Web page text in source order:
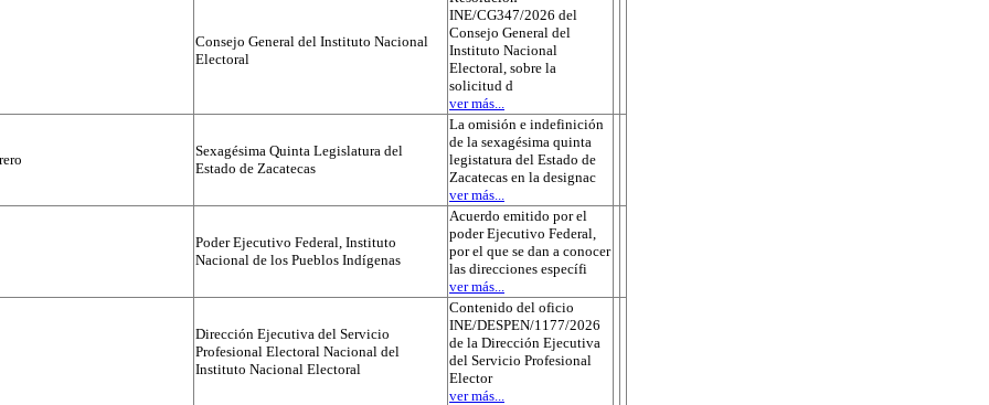
Consejo General del Instituto Nacional
Electoral
INE/CG347/2026 del
Consejo General del
Instituto Nacional
Electoral, sobre la
solicitud d
ver más...
Sexagésima Quinta Legislatura del
Estado de Zacatecas
La omisión e indefinición
de la sexagésima quinta
legistatura del Estado de
Zacatecas en la designac
ver más...
Poder Ejecutivo Federal, Instituto
Nacional de los Pueblos Indígenas
Acuerdo emitido por el
poder Ejecutivo Federal,
por el que se dan a conocer
las direcciones específi
ver más...
Dirección Ejecutiva del Servicio
Profesional Electoral Nacional del
Instituto Nacional Electoral
Contenido del oficio
INE/DESPEN/1177/2026
de la Dirección Ejecutiva
del Servicio Profesional
Elector
ver más...